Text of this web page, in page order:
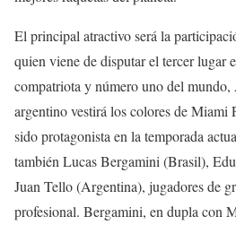
El principal atractivo será la
quien viene de disputar el tercer lugar
compatriota y número uno del
argentino vestirá los colores de Miami
sido protagonista en la temporada
también Lucas Bergamini (Brasil),
Juan Tello (Argentina), jugadores de
profesional. Bergamini, en dupla con